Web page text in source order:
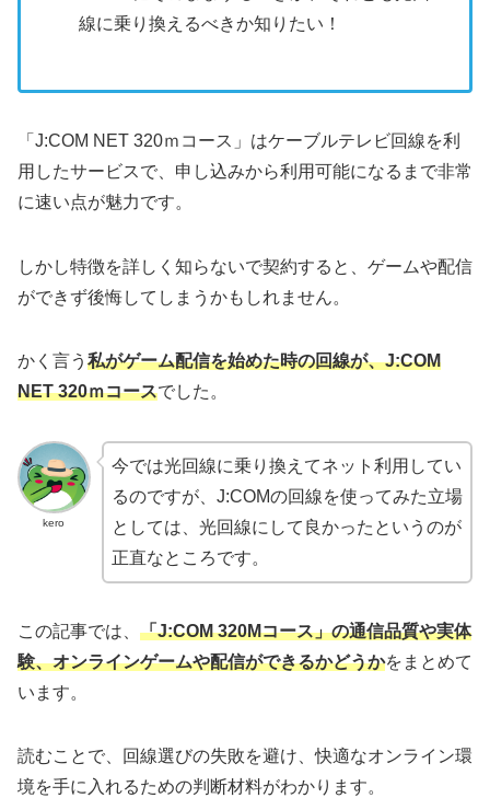
線に乗り換えるべきか知りたい！
「J:COM NET 320ｍコース」はケーブルテレビ回線を利
用したサービスで、申し込みから利用可能になるまで非常
に速い点が魅力です。
しかし特徴を詳しく知らないで契約すると、ゲームや配信
ができず後悔してしまうかもしれません。
かく言う 私がゲーム配信を始めた時の回線が、J:COM
NET 320ｍコースでした。
kero
今では光回線に乗り換えてネット利用してい
るのですが、J:COMの回線を使ってみた立場
としては、光回線にして良かったというのが
正直なところです。
この記事では、 「J:COM 320Mコース」の通信品質や実体
験、オンラインゲームや配信ができるかどうかをまとめて
います。
読むことで、回線選びの失敗を避け、快適なオンライン環
境を手に入れるための判断材料がわかります。